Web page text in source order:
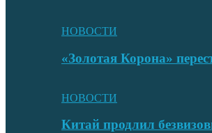
НОВОСТИ
«Золотая Корона»
НОВОСТИ
Китай продлил